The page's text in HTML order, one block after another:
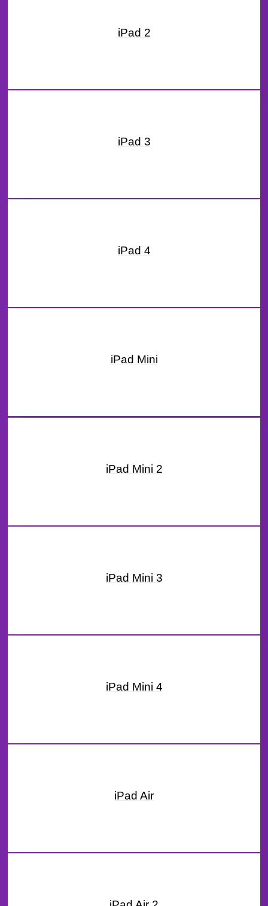
iPad 2
iPad 3
iPad 4
iPad Mini
iPad Mini 2
iPad Mini 3
iPad Mini 4
iPad Air